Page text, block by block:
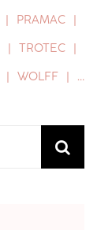
PRAMAC
TROTEC
WOLFF …